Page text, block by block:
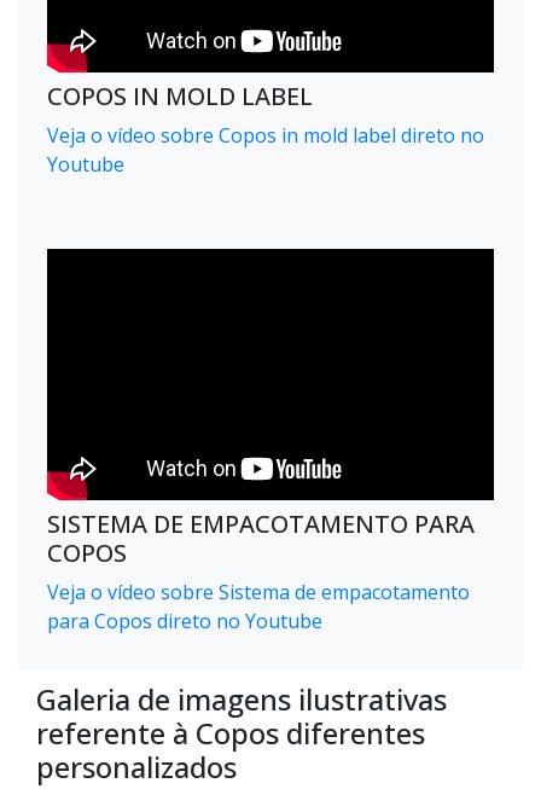
COPOS IN MOLD LABEL
Veja o vídeo sobre Copos in mold label direto no
Youtube
SISTEMA DE EMPACOTAMENTO PARA
COPOS
Veja o vídeo sobre Sistema de empacotamento
para Copos direto no Youtube
Galeria de imagens ilustrativas
referente à Copos diferentes
personalizados